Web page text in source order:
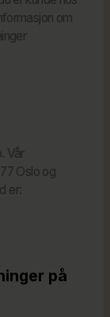
om
Vår
Oslo og
er:
på